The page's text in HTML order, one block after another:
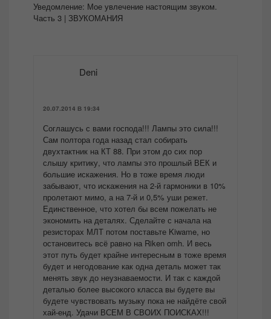
Уведомление: Мое увлечение настоящим звуком.
Часть 3 | ЗВУКОМАНИЯ
Deni
20.07.2014 В 19:34
Соглашусь с вами господа!!! Лампы это сила!!!
Сам полтора года назад стал собирать
двухтактник на КТ 88. При этом до сих пор
слышу критику, что лампы это прошлый ВЕК и
большие искажения. Но в тоже время люди
забывают, что искажения на 2-й гармоники в 10%
пролетают мимо, а на 7-й и 0,5% уши режет.
Единственное, что хотел бы всем пожелать не
экономить на деталях. Сделайте с начала на
резисторах МЛТ потом поставьте Kiwame, но
остановитесь всё равно на Riken omh. И весь
этот путь будет крайне интересным в тоже время
будет и негодование как одна деталь может так
менять звук до неузнаваемости. И так с каждой
деталью более высокого класса вы будете вы
будете чувствовать музыку пока не найдёте свой
хай-енд. Удачи ВСЕМ В СВОИХ ПОИСКАХ!!!